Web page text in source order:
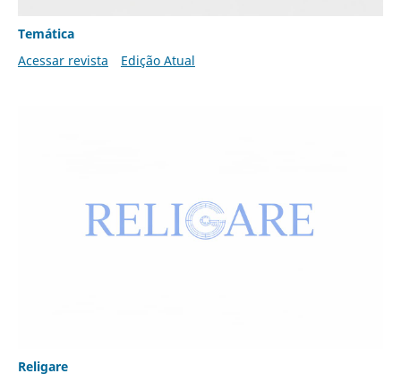
Temática
Acessar revista
Edição Atual
Religare